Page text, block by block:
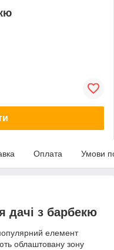
Оплата Умови
дачі з барбекю
елемент
облаштовану зону